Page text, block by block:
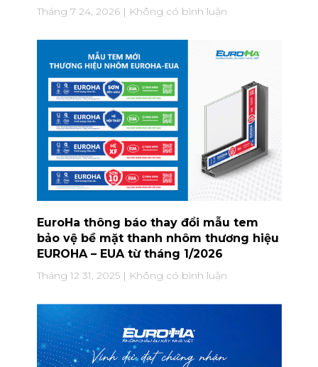
Tháng 7 24, 2026 Không có bình luận
EuroHa thông báo thay đổi mẫu tem
bảo vệ bề mặt thanh nhôm thương hiệu
EUROHA – EUA từ tháng 1/2026
Tháng 12 31, 2025 Không có bình luận